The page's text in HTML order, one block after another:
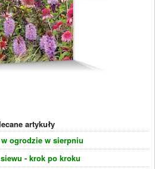
artykuły
ogrodzie w sierpniu
- krok po kroku